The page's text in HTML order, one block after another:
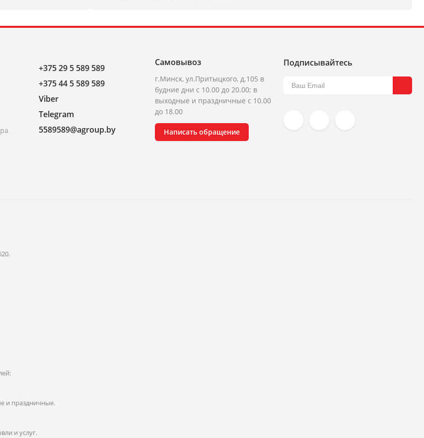
+375 29 5 589 589
+375 44 5 589 589
Viber
Telegram
5589589@agroup.by
Самовывоз
г.Минск, ул.Притыцкого, д.105 в
будние дни с 10.00 до 20.00; в
выходные и праздничные с 10.00
до 18.00
Написать обращение
Подписывайтесь
и праздничные.
и услуг.